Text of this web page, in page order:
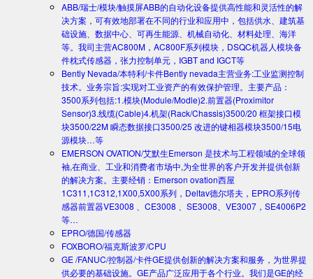
ABB/瑞士/模块/触摸屏ABB的自动化设备提供高性能和灵活性的解
决方案，可有效地部署在不同的行业和应用中，包括供水、建筑基
础设施、数据中心、可再生能源、机械自动化、材料处理、海洋
等。我司主营AC800M，AC800F系列模块，DSQC机器人模块备
件枕式传感器，张力控制单元，IGBT and IGCT等
Bently Nevada/本特利/卡件Bently nevada主营业务:工业监测控制
技术。业务宗旨:实现对工业资产的有效保护管理。主要产品：
3500系列包括:1.模块(Module/Modle)2.前置器(Proximitor
Sensor)3.线缆(Cable)4.机架(Rack/Chassis)3500/20 框架接口模
块3500/22M 瞬态数据接口3500/25 改进的键相器模块3500/15电
源模块…等
EMERSON OVATION/艾默生Emerson 是技术与工程领域的全球领
袖,在商业、工业和消费者市场中,为全世界的客户开发并提供创新
的解决方案。主要经销：Emerson ovation西屋
1C311,1C312,1X00,5X00系列，Deltav德尔塔夫，EPRO系列传
感器前置器VE3008 、CE3008 、SE3008、VE3007，SE4006P2
等…
EPRO/德国/传感器
FOXBORO/福克斯波罗/CPU
GE /FANUC/控制器/卡件GE提供创新的解决方案和服务，为世界提
供必要的基础设施。GE产品广泛应用于各个行业。我们是GE的经